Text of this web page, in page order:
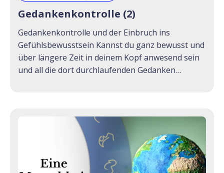
Gedankenkontrolle (2)
Gedankenkontrolle und der Einbruch ins
Gefühlsbewusstsein Kannst du ganz bewusst und
über längere Zeit in deinem Kopf anwesend sein
und all die dort durchlaufenden Gedanken
einfach da? Findet